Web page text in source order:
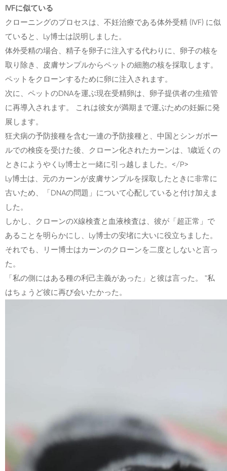
IVFに似ている
クローニングのプロセスは、不妊治療である体外受精 (IVF) に似
ていると、Ly博士は説明しました。
体外受精の場合、精子を卵子に注入する代わりに、卵子の核を
取り除き、皮膚サンプルからペットの細胞の核を採取します。
ペットをクローンするために卵に注入されます。
次に、ペットのDNAを運ぶ現在受精卵は、卵子提供者の生殖管
に再導入されます。 これは彼女が満期まで運ぶための妊娠に発
展します。
狂犬病の予防接種を含む一連の予防接種と、中国とシンガポー
ルでの検疫を受けた後、クローン化されたカーンは、1歳近くの
ときにようやくLy博士と一緒に引っ越しました。</P>
Ly博士は、元のカーンが皮膚サンプルを採取したときに非常に
古いため、「DNAの問題」について心配していると付け加えま
した。
しかし、クローンのX線検査と血液検査は、彼が「超正常」で
あることを明らかにし、Ly博士の安堵に大いに役立ちました。
それでも、リー博士はカーンのクローンを二度としないと言っ
た。
「私の側にはある種の利己主義があった」と彼は言った。 "私
はちょうど彼に再び会いたかった。